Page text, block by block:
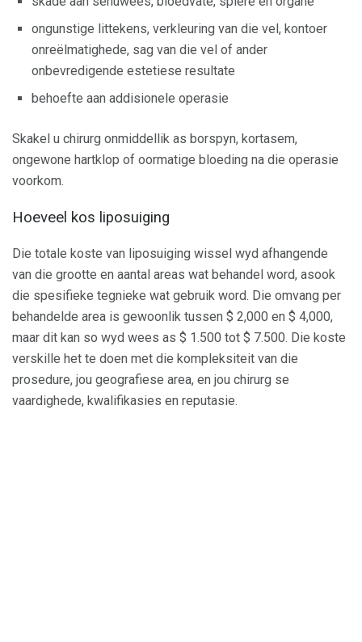
ongunstige littekens, verkleuring van die vel, kontoer
onreëlmatighede, sag van die vel of ander
onbevredigende estetiese resultate
behoefte aan addisionele operasie
Skakel u chirurg onmiddellik as borspyn, kortasem,
ongewone hartklop of oormatige bloeding na die operasie
voorkom.
Hoeveel kos liposuiging
Die totale koste van liposuiging wissel wyd afhangende
van die grootte en aantal areas wat behandel word, asook
die spesifieke tegnieke wat gebruik word. Die omvang per
behandelde area is gewoonlik tussen $ 2,000 en $ 4,000,
maar dit kan so wyd wees as $ 1.500 tot $ 7.500. Die koste
verskille het te doen met die kompleksiteit van die
prosedure, jou geografiese area, en jou chirurg se
vaardighede, kwalifikasies en reputasie.